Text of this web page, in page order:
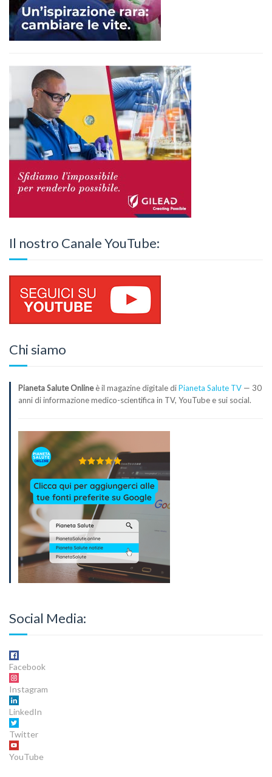
Il nostro Canale YouTube:
Chi siamo
Pianeta Salute Onlineè il magazine digitale diPianeta Salute TV — 30
anni di informazione medico-scientifica in TV, YouTube e sui social.
Social Media:
Facebook
Instagram
LinkedIn
Twitter
YouTube